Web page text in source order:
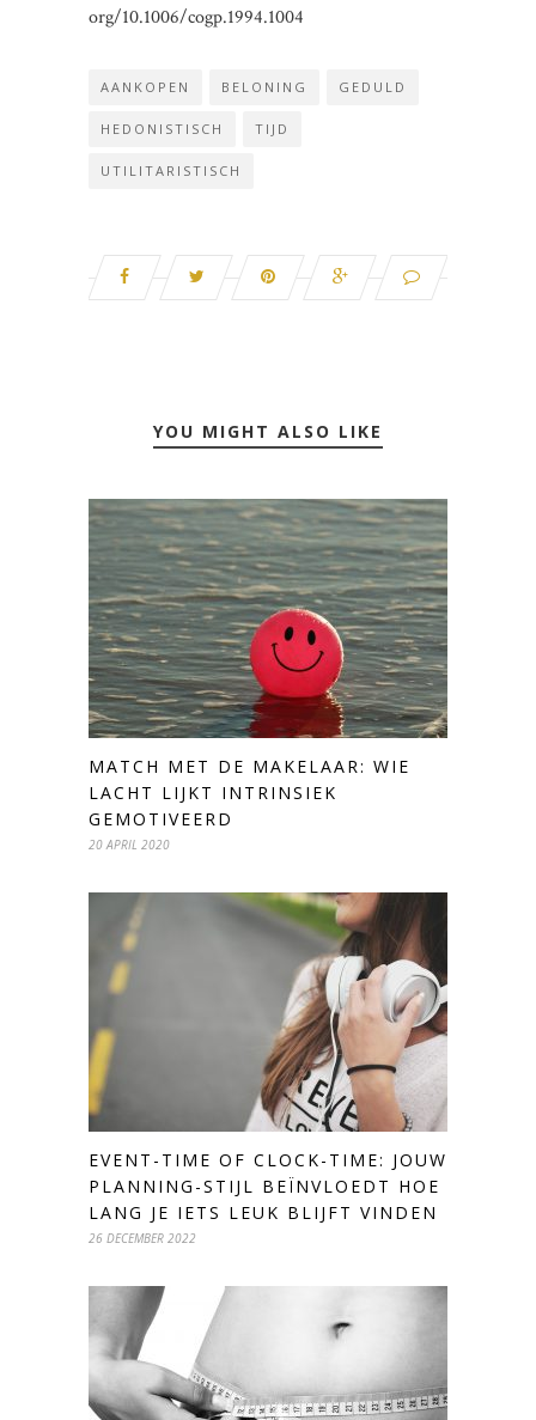
org/10.1006/cogp.1994.1004
AANKOPEN BELONING GEDULD
HEDONISTISCH TIJD
UTILITARISTISCH
YOU MIGHT ALSO LIKE
MATCH MET DE MAKELAAR: WIE
LACHT LIJKT INTRINSIEK
GEMOTIVEERD
20 APRIL 2020
EVENT-TIME OF CLOCK-TIME: JOUW
PLANNING-STIJL BEÏNVLOEDT HOE
LANG JE IETS LEUK BLIJFT VINDEN
26 DECEMBER 2022